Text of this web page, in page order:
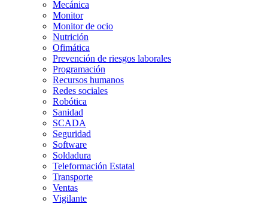
Mecánica
Monitor
Monitor de ocio
Nutrición
Ofimática
Prevención de riesgos laborales
Programación
Recursos humanos
Redes sociales
Robótica
Sanidad
SCADA
Seguridad
Software
Soldadura
Teleformación Estatal
Transporte
Ventas
Vigilante